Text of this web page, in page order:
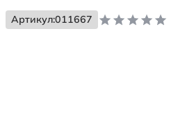
Артикул:011667